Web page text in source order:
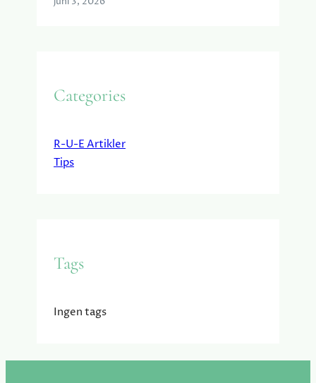
Categories
R-U-E Artikler
Tips
Tags
Ingen tags